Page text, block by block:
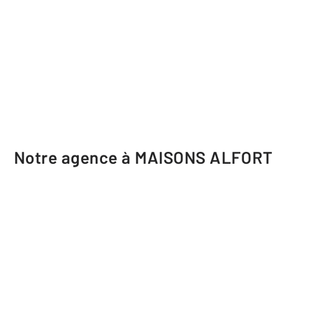
Notre agence à MAISONS ALFORT